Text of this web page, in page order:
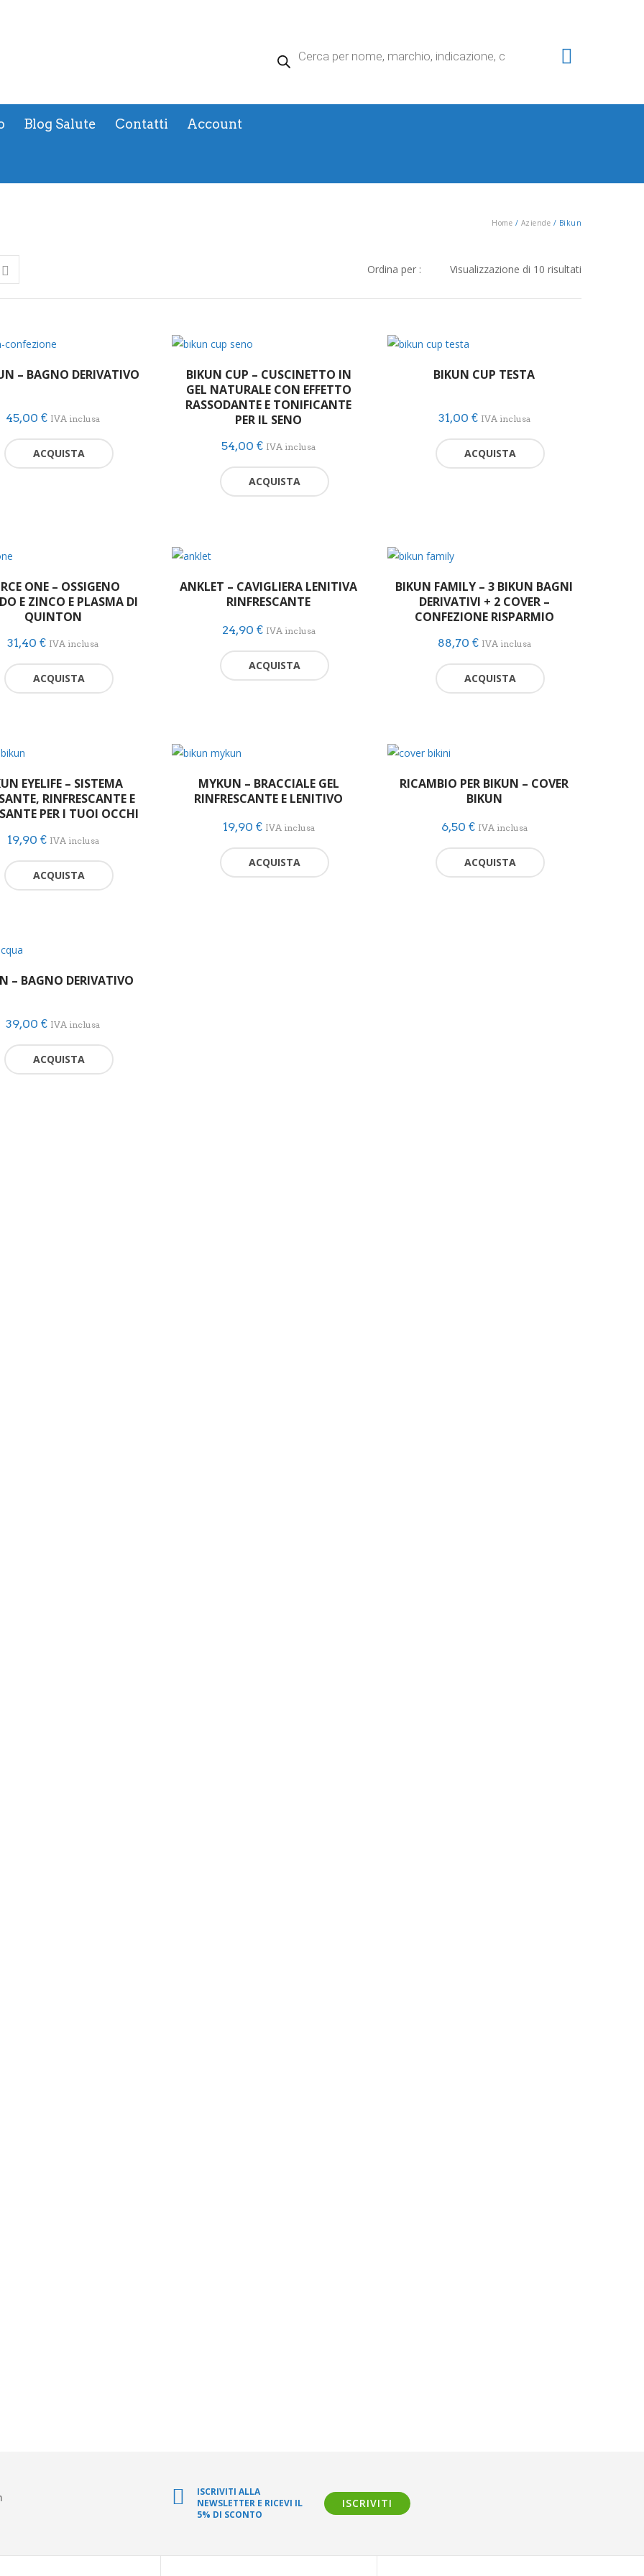
Blog Salute Contatti Account
Home / Aziende / Bikun
Visualizzazione di 10 risultati
in
Ordina per :
– BAGNO DERIVATIVO
45,00€ IVA inclusa
ACQUISTA
BIKUN CUP – CUSCINETTO IN
GEL NATURALE CON EFFETTO
RASSODANTE E TONIFICANTE
PER IL SENO
54,00€ IVA inclusa
ACQUISTA
BIKUN CUP TESTA
31,00 € IVA inclusa
ACQUISTA
ONE – OSSIGENO
E ZINCO E PLASMA DI
QUINTON
31,40€ IVA inclusa
ACQUISTA
ANKLET – CAVIGLIERA LENITIVA
RINFRESCANTE
24,90 € IVA inclusa
ACQUISTA
BIKUN FAMILY – 3 BIKUN BAGNI
DERIVATIVI + 2 COVER –
CONFEZIONE RISPARMIO
88,70 € IVA inclusa
ACQUISTA
EYELIFE – SISTEMA
RINFRESCANTE E
PER I TUOI OCCHI
19,90 € IVA inclusa
ACQUISTA
MYKUN – BRACCIALE GEL
RINFRESCANTE E LENITIVO
19,90 € IVA inclusa
ACQUISTA
RICAMBIO PER BIKUN – COVER
BIKUN
6,50 € IVA inclusa
ACQUISTA
– BAGNO DERIVATIVO
39,00€ IVA inclusa
ACQUISTA
ISCRIVITI ALLA
NEWSLETTER E RICEVI IL
5% DI SCONTO
ISCRIVITI